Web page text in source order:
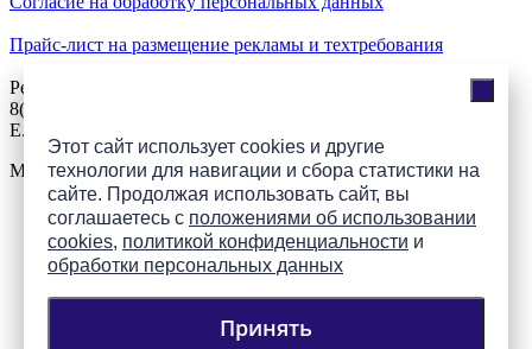
Этот сайт использует cookies и другие
технологии для навигации и сбора статистики на
сайте. Продолжая использовать сайт, вы
соглашаетесь с положениями об использовании
cookies, политикой конфиденциальности и
обработки персональных данных
Принять
Прайс-лист на размещение рекламы и техтребования
Реклама на сайте
8(921)508-52-62, телефон 8(8112) 500-131
E.Sezeikina@mhpsk.ru
Меню
Слушать радио «7 небо» онлайн
Подпишись на группы